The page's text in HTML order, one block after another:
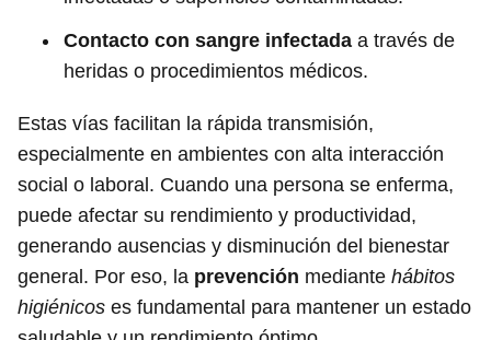
Contacto con sangre infectada a través de
heridas o procedimientos médicos.
Estas vías facilitan la rápida transmisión,
especialmente en ambientes con alta interacción
social o laboral. Cuando una persona se enferma,
puede afectar su rendimiento y productividad,
generando ausencias y disminución del bienestar
general. Por eso, la prevención mediante hábitos
higiénicos es fundamental para mantener un estado